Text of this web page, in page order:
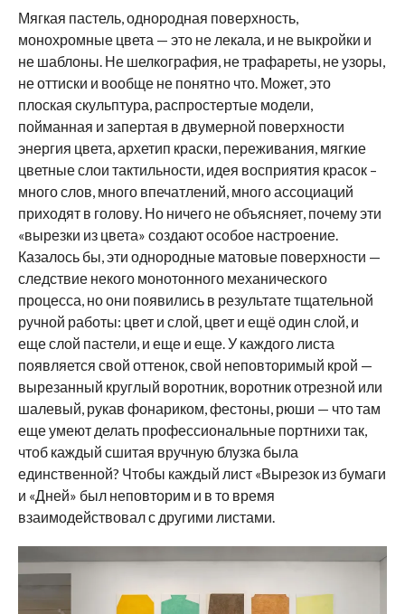
Мягкая пастель, однородная поверхность,
монохромные цвета — это не лекала, и не выкройки и
не шаблоны. Не шелкография, не трафареты, не узоры,
не оттиски и вообще не понятно что. Может, это
плоская скульптура, распростертые модели,
пойманная и запертая в двумерной поверхности
энергия цвета, архетип краски, переживания, мягкие
цветные слои тактильности, идея восприятия красок –
много слов, много впечатлений, много ассоциаций
приходят в голову. Но ничего не объясняет, почему эти
«вырезки из цвета» создают особое настроение.
Казалось бы, эти однородные матовые поверхности —
следствие некого монотонного механического
процесса, но они появились в результате тщательной
ручной работы: цвет и слой, цвет и ещё один слой, и
еще слой пастели, и еще и еще. У каждого листа
появляется свой оттенок, свой неповторимый крой —
вырезанный круглый воротник, воротник отрезной или
шалевый, рукав фонариком, фестоны, рюши — что там
еще умеют делать профессиональные портнихи так,
чтоб каждый сшитая вручную блузка была
единственной? Чтобы каждый лист «Вырезок из бумаги
и «Дней» был неповторим и в то время
взаимодействовал с другими листами.